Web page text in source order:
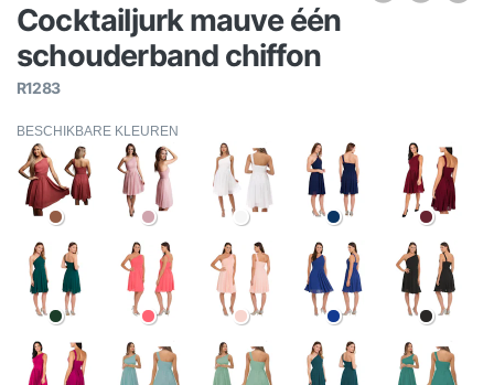
Cocktailjurk mauve één
schouderband chiffon
R1283
BESCHIKBARE KLEUREN